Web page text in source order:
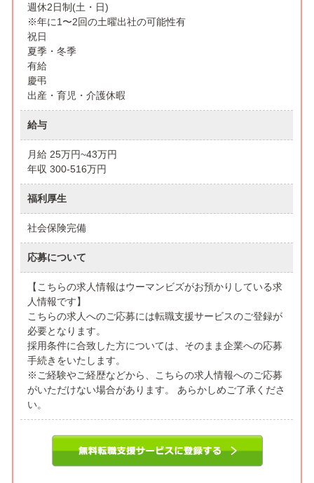
週休2日制(土・日)
※年に1〜2回の土曜出社の可能性有
祝日
夏季・冬季
有給
慶弔
出産・育児・介護休暇
給与
月給 25万円~43万円
年収 300-516万円
福利厚生
社会保険完備
応募について
【こちらの求人情報はウーマンビズがお預かりしている求
人情報です】
こちらの求人へのご応募には転職支援サービスのご登録が
必要となります。
採用条件に合致した方については、そのまま企業への応募
手続きをいたします。
※ご経験やご経歴などから、こちらの求人情報へのご応募
がいただけない場合があります。 あらかしめご了承くださ
い。